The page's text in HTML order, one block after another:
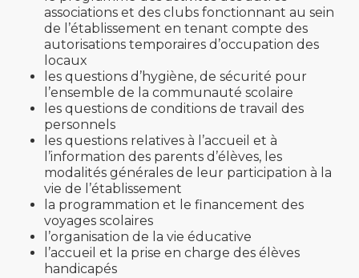
associations et des clubs fonctionnant au sein
de l’établissement en tenant compte des
autorisations temporaires d’occupation des
locaux
les questions d’hygiène, de sécurité pour
l’ensemble de la communauté scolaire
les questions de conditions de travail des
personnels
les questions relatives à l’accueil et à
l’information des parents d’élèves, les
modalités générales de leur participation à la
vie de l’établissement
la programmation et le financement des
voyages scolaires
l’organisation de la vie éducative
l’accueil et la prise en charge des élèves
handicapés